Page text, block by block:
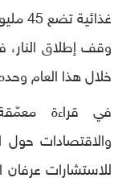
خلال هذا العام
في قراءة
للاستشارات